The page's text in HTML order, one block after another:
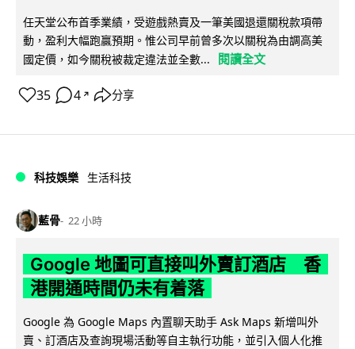
任天堂公布首季業績，受遊戲熱賣及一筆美國退還關稅款項帶
動，盈利大幅跑贏預期。惟公司早前曾多次以關稅為由調高美
國定價，如今關稅被裁定違法並全數...
閱讀全文
35 4 ↗ 分享
科技娛樂 生活科技
藍骨 22 小時
Google 地圖可直接叫外賣訂酒店 香
港開通時間仍未有着落
Google 為 Google Maps 內置聊天助手 Ask Maps 新增叫外
賣、訂酒店及查詢現場活動等自主執行功能，並引入個人化推